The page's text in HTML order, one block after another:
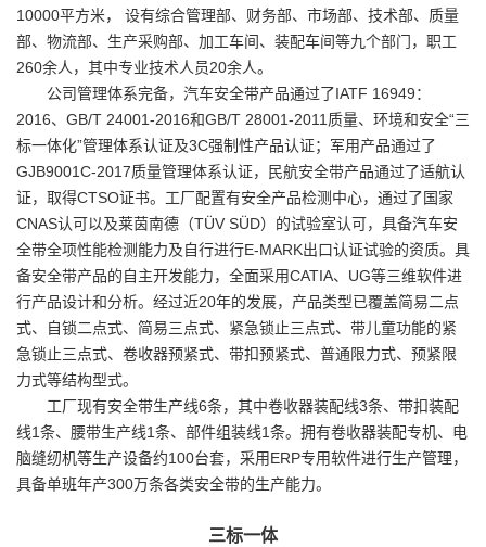
10000平方米， 设有综合管理部、财务部、市场部、技术部、质量
部、物流部、生产采购部、加工车间、装配车间等九个部门，职工
260余人，其中专业技术人员20余人。
公司管理体系完备，汽车安全带产品通过了IATF 16949：
2016、GB/T 24001-2016和GB/T 28001-2011质量、环境和安全“三
标一体化”管理体系认证及3C强制性产品认证；军用产品通过了
GJB9001C-2017质量管理体系认证，民航安全带产品通过了适航认
证，取得CTSO证书。工厂配置有安全产品检测中心，通过了国家
CNAS认可以及莱茵南德（TÜV SÜD）的试验室认可，具备汽车安
全带全项性能检测能力及自行进行E-MARK出口认证试验的资质。具
备安全带产品的自主开发能力，全面采用CATIA、UG等三维软件进
行产品设计和分析。经过近20年的发展，产品类型已覆盖简易二点
式、自锁二点式、简易三点式、紧急锁止三点式、带儿童功能的紧
急锁止三点式、卷收器预紧式、带扣预紧式、普通限力式、预紧限
力式等结构型式。
工厂现有安全带生产线6条，其中卷收器装配线3条、带扣装配
线1条、腰带生产线1条、部件组装线1条。拥有卷收器装配专机、电
脑缝纫机等生产设备约100台套，采用ERP专用软件进行生产管理，
具备单班年产300万条各类安全带的生产能力。
三标一体